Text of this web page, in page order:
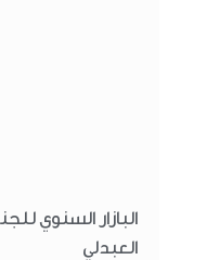
البازار السنوي
العبدلي